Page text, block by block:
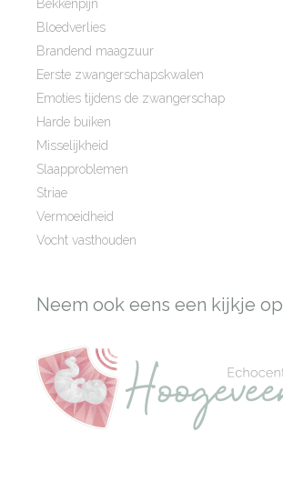
Bekkenpijn
Bloedverlies
Brandend maagzuur
Eerste zwangerschapskwalen
Emoties tijdens de zwangerschap
Harde buiken
Misselijkheid
Slaapproblemen
Striae
Vermoeidheid
Vocht vasthouden
Neem ook eens een kijkje op